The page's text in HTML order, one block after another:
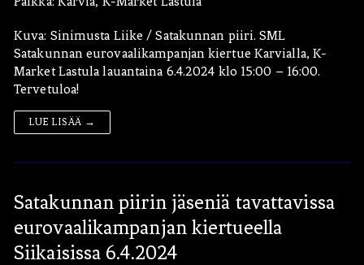
Kuva: Sinimusta Liike / Satakunnan piiri. SML
Satakunnan eurovaalikampanjan kiertue Karvialla, K-
Market Lastula lauantaina 6.4.2024 klo 15:00 – 16:00.
Tervetuloa!
LUE LISÄÄ →
Satakunnan piirin jäseniä tavattavissa
eurovaalikampanjan kiertueella
Siikaisissa 6.4.2024